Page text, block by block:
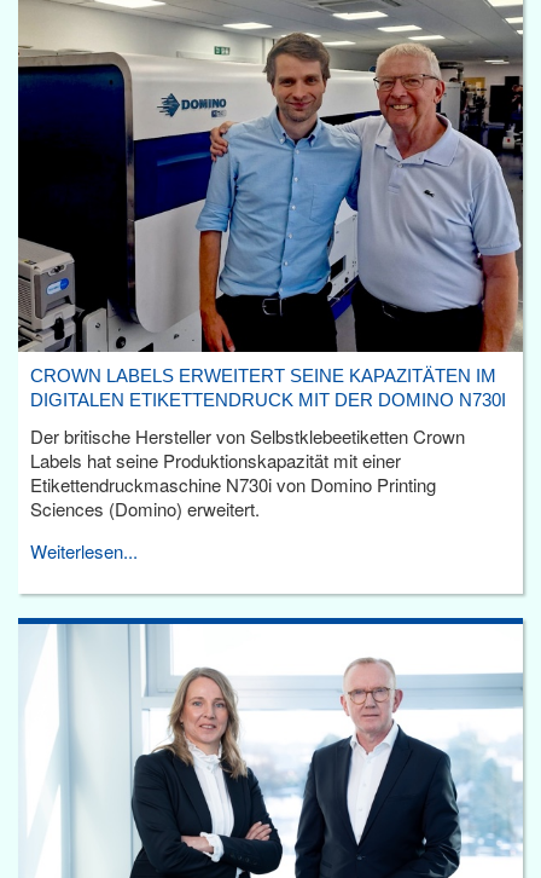
CROWN LABELS ERWEITERT SEINE KAPAZITÄTEN IM
DIGITALEN ETIKETTENDRUCK MIT DER DOMINO N730I
Der britische Hersteller von Selbstklebeetiketten Crown
Labels hat seine Produktionskapazität mit einer
Etikettendruckmaschine N730i von Domino Printing
Sciences (Domino) erweitert.
Weiterlesen...